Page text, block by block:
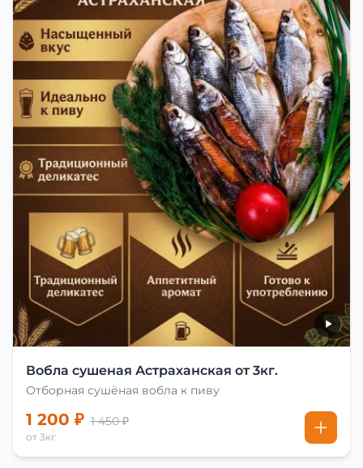
Вобла сушеная Астраханская от 3кг.
Отборная сушёная вобла к пиву
1 200 ₽ 1 450 ₽
от 3кг